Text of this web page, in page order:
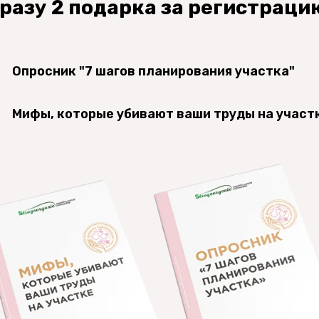
2 подарка за
Опросник "7 шагов планирования участка"
Мифы, которые убивают ваши труды на